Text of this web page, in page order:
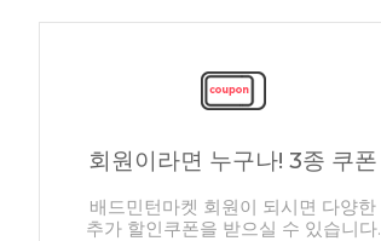
회원이라면 누구나! 3종 쿠폰
배드민턴마켓 회원이 되시면 다양한
추가 할인쿠폰을 받으실 수 있습니다.